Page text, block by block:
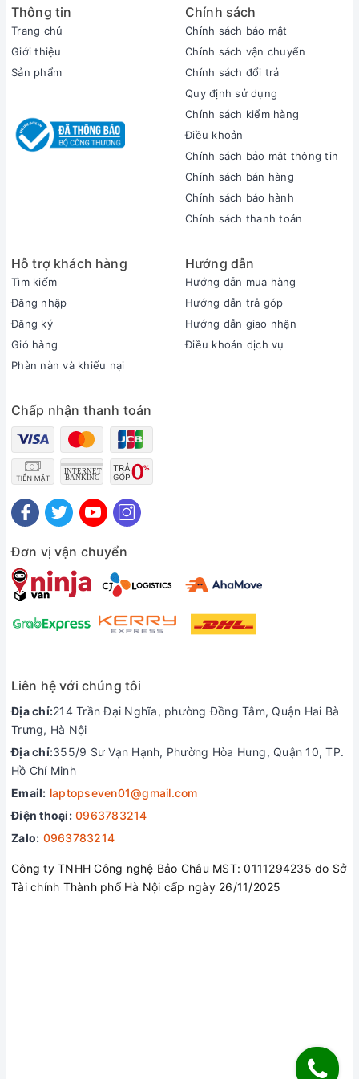
việc nặng nhiều, nhanh chóng chỉ trong vài giây.
Màn hình
Dell Gaming G15 5530 sở hữu màn hình có kích
thước 15.6 inch, độ phân giải Full HD đem lại những
khung hình sắc nét, chi tiết trên từng khung hình.
mượt mà, bắt trọn mọi chuyển động với những tựa
game FPS, đó sẽ là lợi thế của bạn khi sở hữu em nó.
Ngoài ra, với thiết kế viền màn hình siêu mỏng khiến
tổng thể màn hình máy trở nên lớn hơn, tạo cảm giác
vô cực khi sử dụng.
Hệ thống tản nhiệt
Thiết kế tản nhiệt tiên tiến, lấy cảm hứng từ
Thông tin
Trang chủ
Giới thiệu
Sản phẩm
Chính sách
Chính sách bảo mật
Chính sách vận chuyển
Chính sách đổi trả
Quy định sử dụng
Chính sách kiểm hàng
Điều khoản
Chính sách bảo mật thông tin
Chính sách bán hàng
Chính sách bảo hành
Chính sách thanh toán
Hỗ trợ khách hàng
Tìm kiếm
Đăng nhập
Đăng ký
Giỏ hàng
Phàn nàn và khiếu nại
Hướng dẫn
Hướng dẫn mua hàng
Hướng dẫn trả góp
Hướng dẫn giao nhận
Điều khoản dịch vụ
Chấp nhận thanh toán
Đơn vị vận chuyển
Liên hệ với chúng tôi
Địa chỉ:214 Trần Đại Nghĩa, phường Đồng Tâm, Quận Hai Bà
Trưng, Hà Nội
Địa chỉ:355/9 Sư Vạn Hạnh, Phường Hòa Hưng, Quận 10, TP.
Hồ Chí Minh
Email: laptopseven01@gmail.com
Điện thoại: 0963783214
Zalo: 0963783214
Công ty TNHH Công nghệ Bảo Châu MST: 0111294235 do Sở
Tài chính Thành phố Hà Nội cấp ngày 26/11/2025